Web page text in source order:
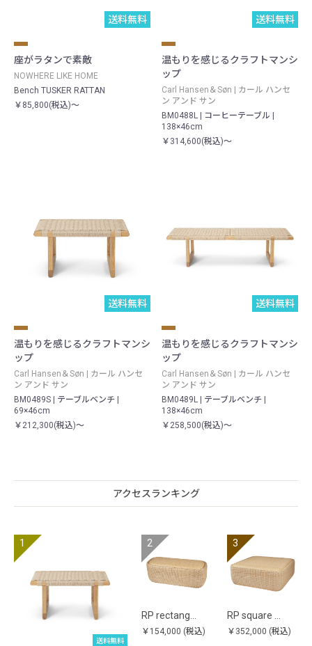
送料無料
座がラタンで素敵
NOWHERE LIKE HOME
Bench TUSKER RATTAN
￥85,800(税込)～
送料無料
温もりを感じるクラフトマンシ
ップ
Carl Hansen＆Søn | カール ハンセ
ン アンド サン
BM0488L | コーヒーテーブル |
138×46cm
￥314,600(税込)～
送料無料
温もりを感じるクラフトマンシ
ップ
Carl Hansen＆Søn | カール ハンセ
ン アンド サン
BM0489S | テーブルベンチ |
69×46cm
￥212,300(税込)～
送料無料
温もりを感じるクラフトマンシ
ップ
Carl Hansen＆Søn | カール ハンセ
ン アンド サン
BM0489L | テーブルベンチ |
138×46cm
￥258,500(税込)～
アクセスランキング
送料無料
RP rectang…
￥154,000 (税込)
RP square …
￥352,000 (税込)